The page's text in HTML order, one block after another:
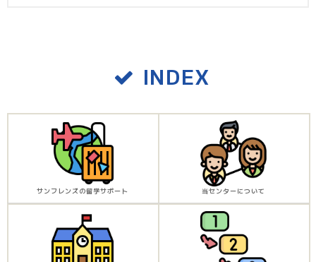
INDEX
サンフレンズの留学サポート 当センターについて